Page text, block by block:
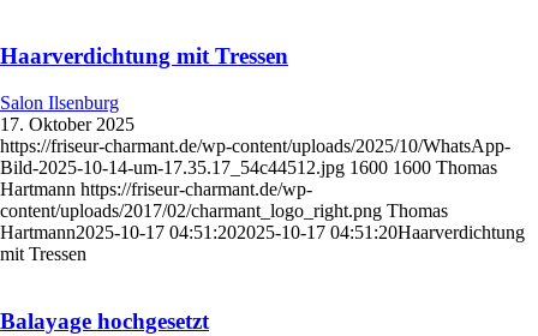
Haarverdichtung mit Tressen
Salon Ilsenburg
17. Oktober 2025
https://friseur-charmant.de/wp-content/uploads/2025/10/WhatsApp-
Bild-2025-10-14-um-17.35.17_54c44512.jpg 1600 1600 Thomas
Hartmann https://friseur-charmant.de/wp-
content/uploads/2017/02/charmant_logo_right.png Thomas
Hartmann2025-10-17 04:51:202025-10-17 04:51:20Haarverdichtung
mit Tressen
Balayage hochgesetzt